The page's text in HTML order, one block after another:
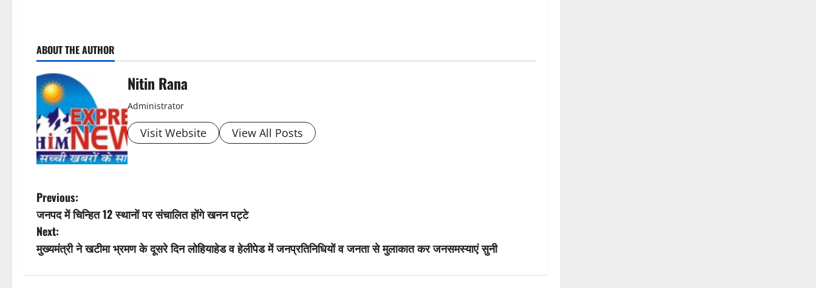
o
s
t
n
a
v
i
g
a
ABOUT THE AUTHOR
Nitin Rana
Administrator
Visit Website View All Posts
P
o
s
Previous:
जनपद में चिन्हित 12 स्थानों पर संचालित होंगे खनन पट्टे
Next:
मुख्यमंत्री ने खटीमा भ्रमण के दूसरे दिन लोहियाहेड व हेलीपेड में जनप्रतिनिधियों व जनता से मुलाकात कर जनसमस्याएं सुनी